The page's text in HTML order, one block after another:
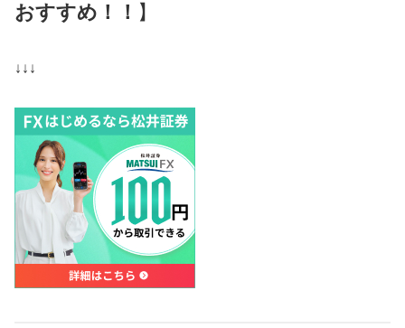
おすすめ！！ 】
↓↓↓